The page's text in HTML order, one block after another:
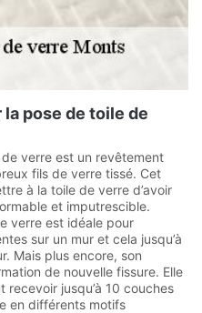
pose de toile de
verre est un revêtement
fils de verre tissé. Cet
à la toile de verre d’avoir
et imputrescible.
verre est idéale pour
sur un mur et cela jusqu’à
Mais plus encore, son
de nouvelle fissure. Elle
jusqu’à 10 couches
en différents motifs